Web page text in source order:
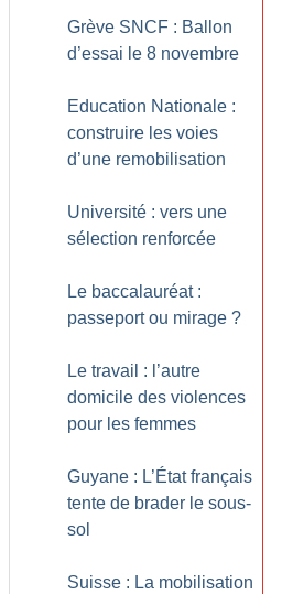
Grève SNCF : Ballon
d’essai le 8 novembre
Education Nationale :
construire les voies
d’une remobilisation
Université : vers une
sélection renforcée
Le baccalauréat :
passeport ou mirage ?
Le travail : l’autre
domicile des violences
pour les femmes
Guyane : L’État français
tente de brader le sous-
sol
Suisse : La mobilisation